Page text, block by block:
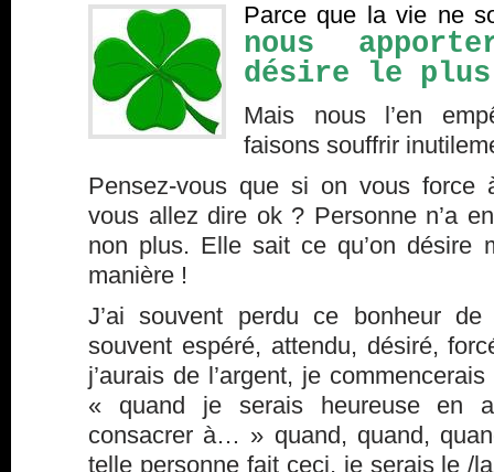
Parce que la vie ne
nous
désire le
Mais nous l’en
faisons souffrir
Pensez-vous que si on vous force
vous allez dire ok ? Personne n’a
non plus. Elle sait ce qu’on désire
manière !
J’ai souvent perdu ce bonheur de
souvent espéré, attendu, désiré,
j’aurais de l’argent, je
« quand je serais heureuse en
consacrer à… » quand, quand,
telle personne fait ceci, je serais le /